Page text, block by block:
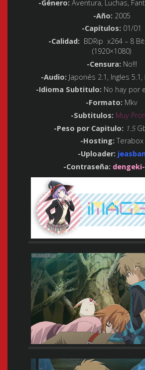
-Género: Aventura, Luchas,
-Año: 2005
-Capítulos: 01/01
-Calidad: BDRip x264 – 8
(1920×1080)
-Censura: No!!!
-Audio: Japonés 2.1, Ingles 5.1,
-Idioma Subtitulo: No hay por
-Formato: Mkv
-Subtitulos: Muy
-Peso por Capitulo: 1.5
-Hosting: Terabox
-Uploader:
-Contraseña: